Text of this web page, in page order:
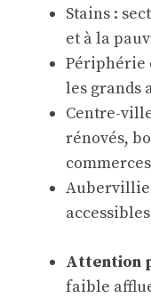
Stains :
et à la
Périphérie
les grands
Centre-
rénovés,
Attention
faible